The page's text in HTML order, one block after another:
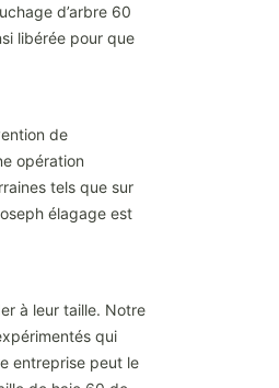
d’arbre 60
libérée pour que
de
opération
tels que sur
élagage est
à leur taille. Notre
qui
entreprise peut le